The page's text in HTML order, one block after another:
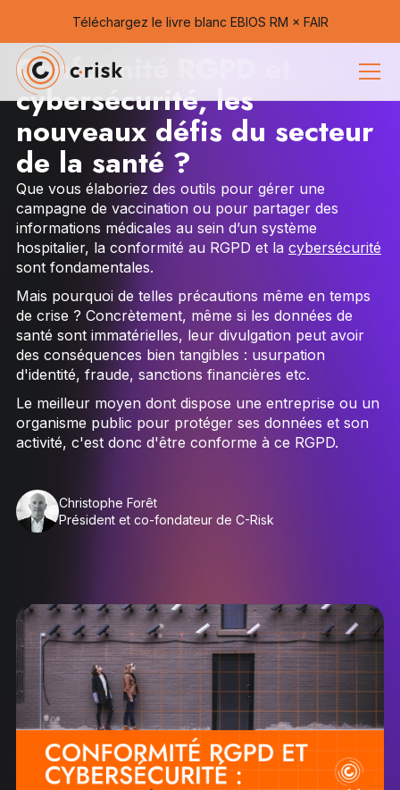
Téléchargez le livre blanc EBIOS RM × FAIR
Conformité RGPD et
cybersécurité, les
nouveaux défis du secteur
de la santé ?
Que vous élaboriez des outils pour gérer une
campagne de vaccination ou pour partager des
informations médicales au sein d’un système
hospitalier, la conformité au RGPD et la cybersécurité
sont fondamentales.
Mais pourquoi de telles précautions même en temps
de crise ? Concrètement, même si les données de
santé sont immatérielles, leur divulgation peut avoir
des conséquences bien tangibles : usurpation
d'identité, fraude, sanctions financières etc.
Le meilleur moyen dont dispose une entreprise ou un
organisme public pour protéger ses données et son
activité, c'est donc d'être conforme à ce RGPD.
Christophe Forêt
Président et co-fondateur de C-Risk